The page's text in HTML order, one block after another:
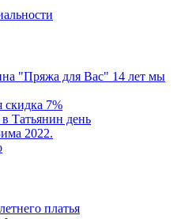
"Пряжа для Вас" 14 лет мы
скидка 7%
Татьянин день
2022.
платья